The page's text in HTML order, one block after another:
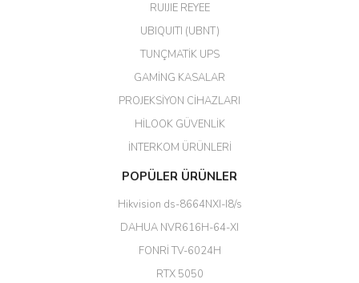
Her şey için teşekkür ederim çok
Erdal Cingöz | 07/02/2026
Başarılı. Bu vasıfta bir ürünü bu
kadar uygun fiyata bulabilmek
büyük şans. Güvenliticaret
(HIKVISION DS-3E0326P-E/M(B)
RUIJIE REYEE
UBIQUITI (UBNT)
TUNÇMATİK UPS
GAMİNG KASALAR
PROJEKSİYON CİHAZLARI
HİLOOK GÜVENLİK
İNTERKOM ÜRÜNLERİ
POPÜLER ÜRÜNLER
Hikvision ds-8664NXI-I8/s
DAHUA NVR616H-64-XI
FONRİ TV-6024H
RTX 5050